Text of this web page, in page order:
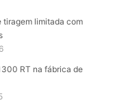
tiragem limitada com
RT na fábrica de